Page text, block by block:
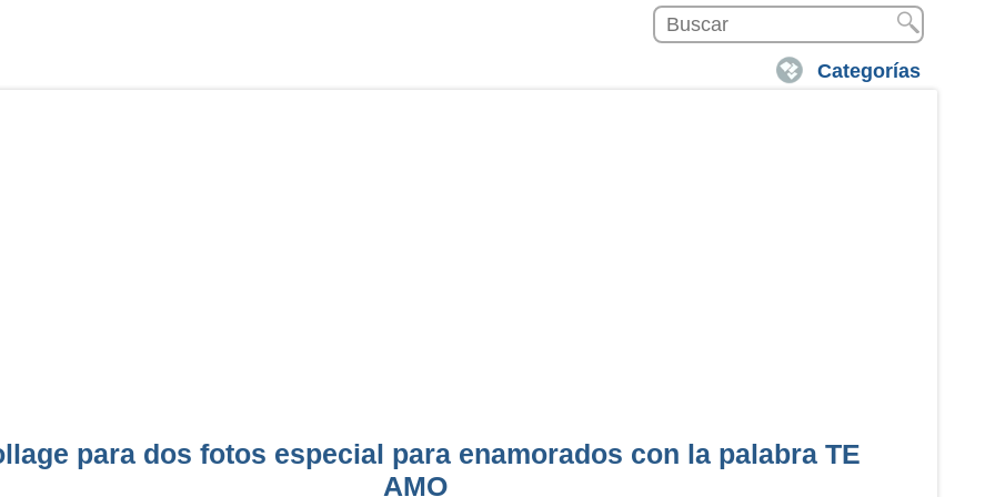
Categorías
para dos fotos especial para enamorados con la palabra TE
AMO